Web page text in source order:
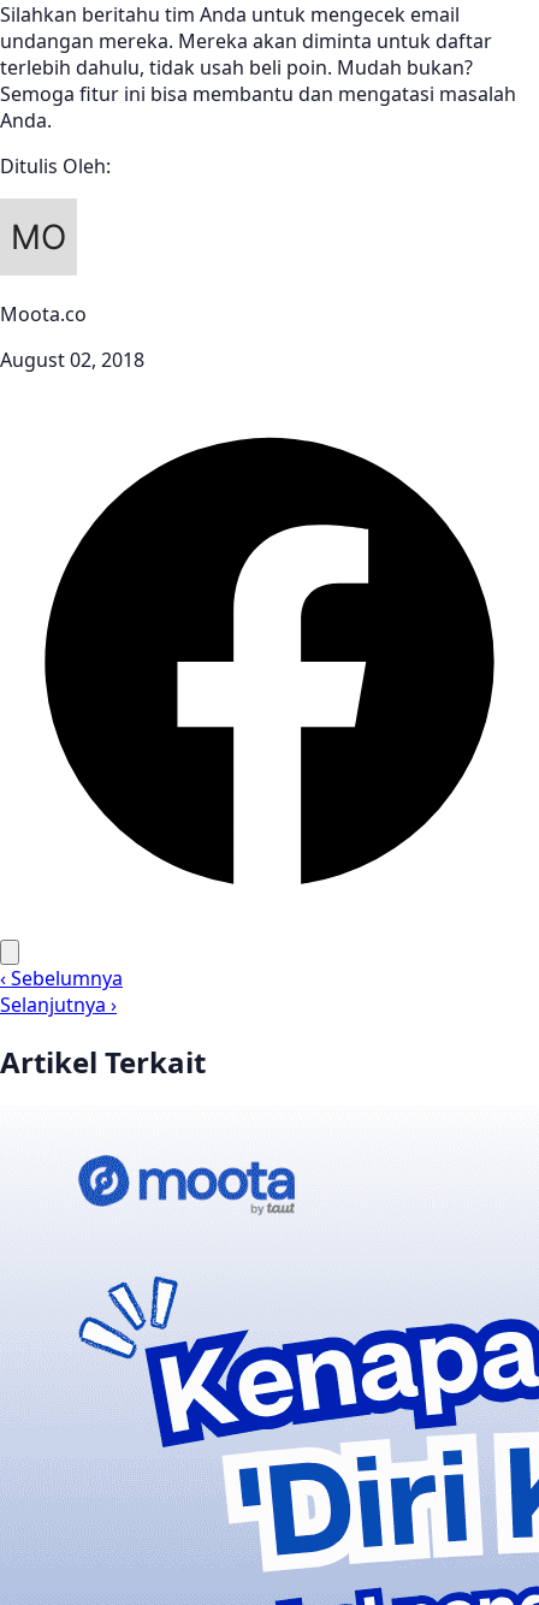
Silahkan beritahu tim Anda untuk mengecek email
undangan mereka. Mereka akan diminta untuk daftar
terlebih dahulu, tidak usah beli poin. Mudah bukan?
Semoga fitur ini bisa membantu dan mengatasi masalah
Anda.
Ditulis Oleh:
Moota.co
August 02, 2018
‹ Sebelumnya
Selanjutnya ›
Artikel Terkait